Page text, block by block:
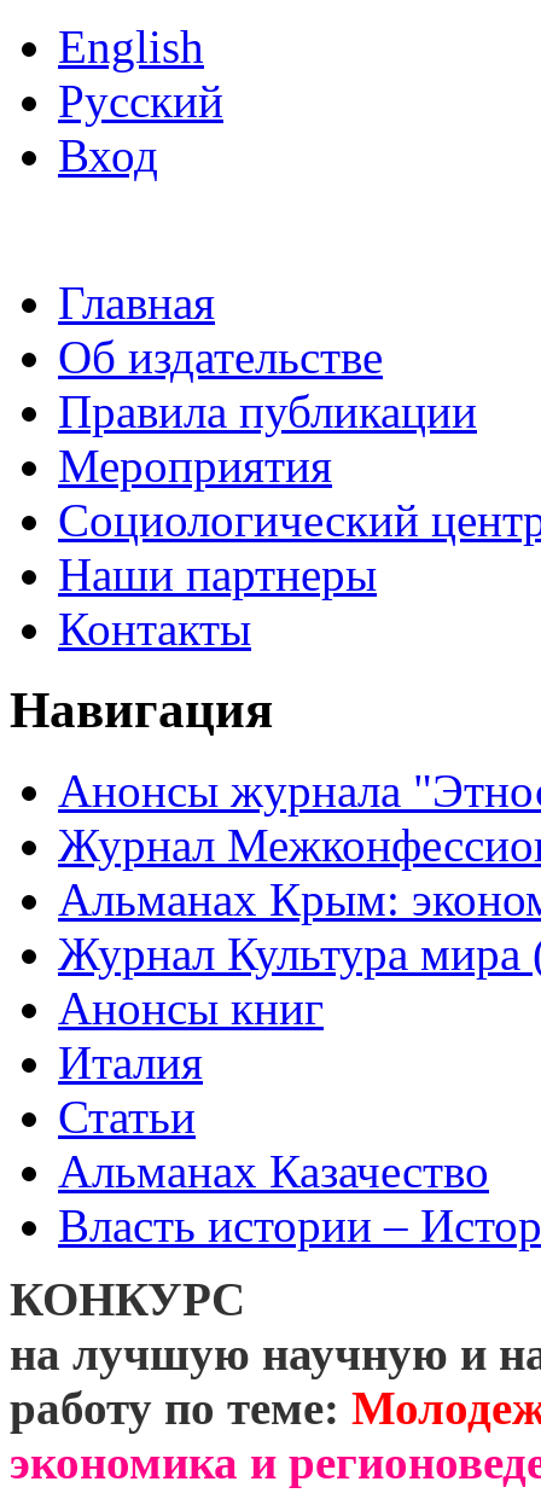
English
Русский
Вход
Главная
Об издательстве
Правила публикации
Мероприятия
Социологический
Наши партнеры
Контакты
Навигация
Анонсы журнала
Журнал
Альманах Крым:
Журнал Культура
Анонсы книг
Италия
Статьи
Альманах Казачество
Власть истории –
КОНКУРС
на лучшую научную и
работу по теме:
экономика и